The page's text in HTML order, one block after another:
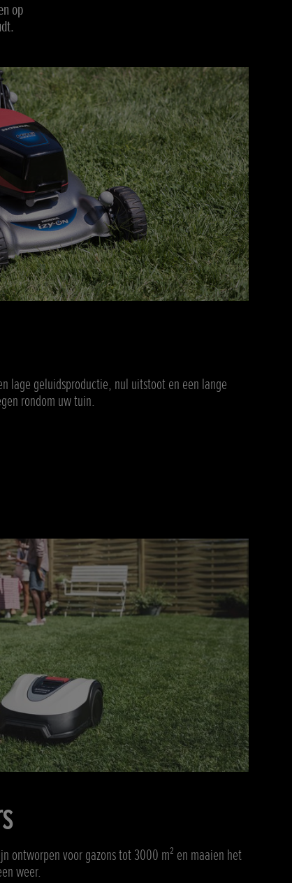
op
lage geluidsproductie, nul uitstoot en een lange
rondom uw tuin.
ontworpen voor gazons tot 3000 m² en maaien het
weer.